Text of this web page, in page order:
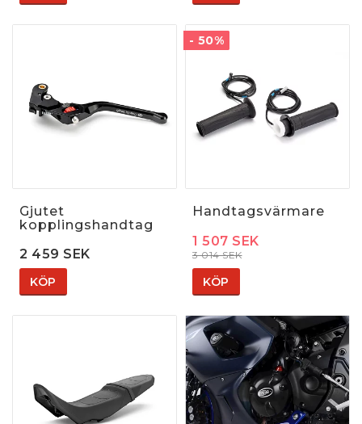
Gjutet
kopplingshandtag
2 459 SEK
KÖP
- 50%
Handtagsvärmare
3 014 SEK
1 507 SEK
KÖP